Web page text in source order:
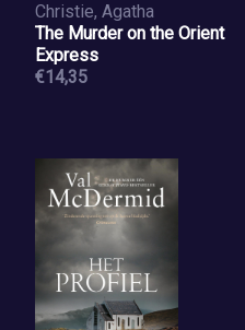
Christie, Agatha
The Murder on the Orient
Express
€14,35